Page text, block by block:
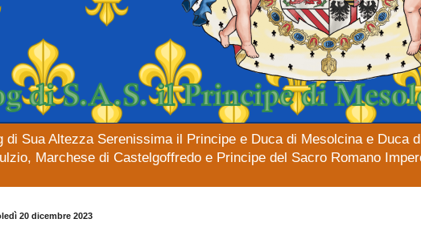
di Sua Altezza Serenissima il Principe e Duca di Mesolcina e Duca
Marchese di Castelgoffredo e Principe del Sacro Romano
20 dicembre 2023